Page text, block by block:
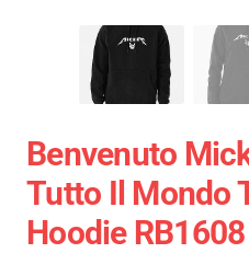
Benvenuto
Tutto Il Mondo
Hoodie RB1608